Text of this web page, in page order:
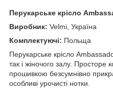
Перукарське крісло
Виробник: Velmi, Україна
Комплектуючі: Польща
Перукарське крісло
так і жіночого залу. Просторе
прошивкою безсумнівно
особливі урочисті нотки.